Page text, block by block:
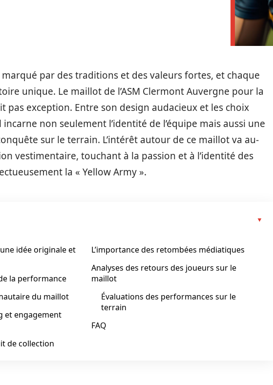
par des traditions et des valeurs fortes, et chaque
unique. Le maillot de l’ASM Clermont Auvergne pour la
pas exception. Entre son design audacieux et les choix
non seulement l’identité de l’équipe mais aussi une
sur le terrain. L’intérêt autour de ce maillot va au-
vestimentaire, touchant à la passion et à l’identité des
la « Yellow Army ».
idée originale et
la performance
du maillot
et engagement
de collection
L’importance des retombées médiatiques
Analyses des retours des joueurs sur le
maillot
Évaluations des performances sur le
terrain
FAQ